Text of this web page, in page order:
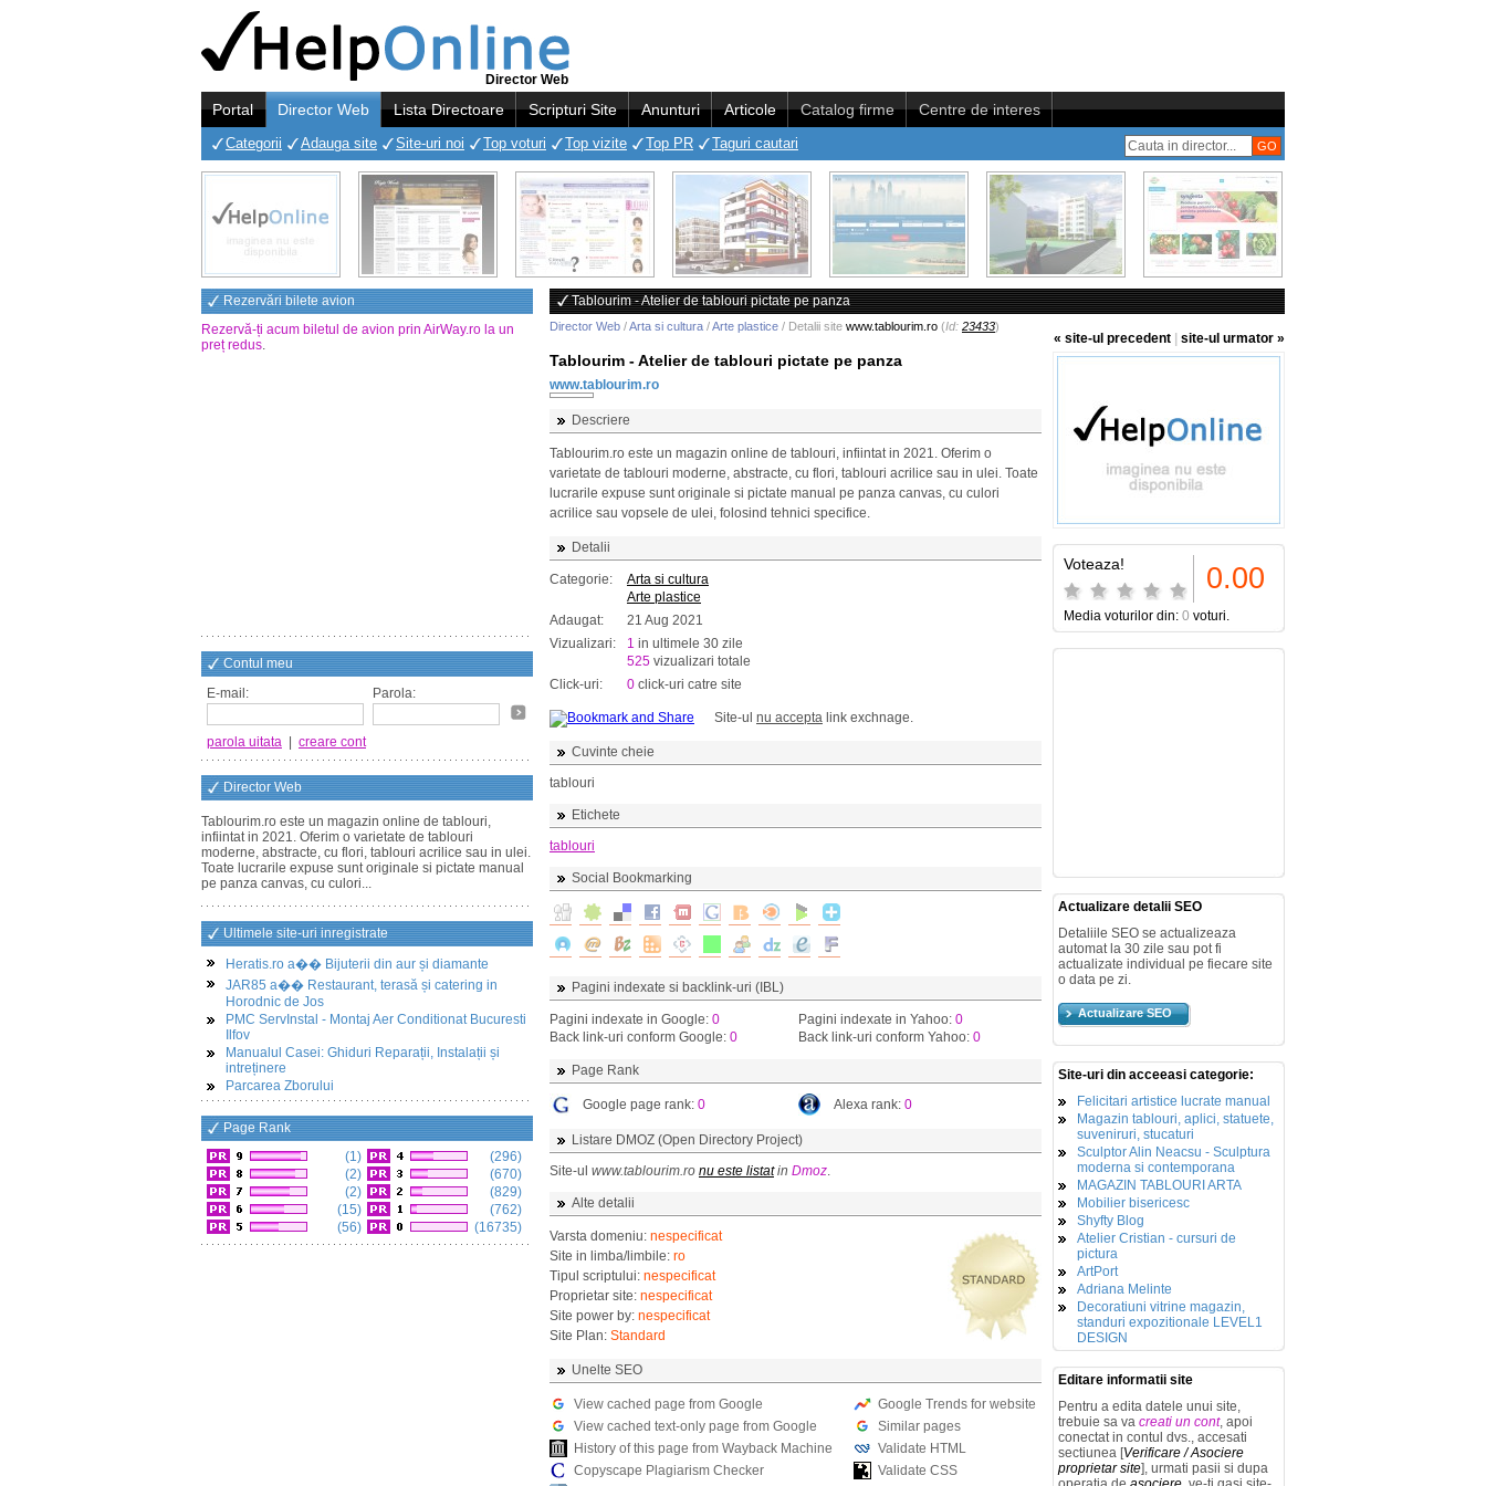
Director Web
Portal Director Web Lista Directoare Scripturi Site Anunturi Articole Catalog firme Centre de interes
Categorii Adauga site Site-uri noi Top voturi Top vizite Top PR Taguri cautari
Rezervări bilete avion
Rezervă-ți acum biletul de avion prin AirWay.ro la un
preț redus.
Contul meu
E-mail:
Parola:
parola uitata creare cont
Director Web
Tablourim.ro este un magazin online de tablouri,
infiintat in 2021. Oferim o varietate de tablouri
moderne, abstracte, cu flori, tablouri acrilice sau in ulei.
Toate lucrarile expuse sunt originale si pictate manual
pe panza canvas, cu culori...
Ultimele site-uri inregistrate
Heratis.ro a�� Bijuterii din aur și diamante
JAR85 a�� Restaurant, terasă și catering in
Horodnic de Jos
PMC ServInstal - Montaj Aer Conditionat Bucuresti
Ilfov
Manualul Casei: Ghiduri Reparații, Instalații și
intreținere
Parcarea Zborului
Page Rank
(1)
(2)
(2)
(15)
(56)
(296)
(670)
(829)
(762)
(16735)
Tablourim - Atelier de tablouri pictate pe panza
Director Web /Arta si cultura /Arte plastice / Detalii site www.tablourim.ro (Id: 23433)
« site-ul precedent site-ul urmator »
Tablourim - Atelier de tablouri pictate pe panza
www.tablourim.ro
Descriere
Tablourim.ro este un magazin online de tablouri, infiintat in 2021. Oferim o
varietate de tablouri moderne, abstracte, cu flori, tablouri acrilice sau in ulei. Toate
lucrarile expuse sunt originale si pictate manual pe panza canvas, cu culori
acrilice sau vopsele de ulei, folosind tehnici specifice.
Detalii
Categorie:
Arta si cultura
Arte plastice
Adaugat:
21 Aug 2021
Vizualizari:
1 in ultimele 30 zile
525 vizualizari totale
Click-uri:
0 click-uri catre site
Site-ul nu accepta link exchnage.
Cuvinte cheie
tablouri
Etichete
tablouri
Social Bookmarking
Pagini indexate si backlink-uri (IBL)
Pagini indexate in Google: 0
Back link-uri conform Google: 0
Pagini indexate in Yahoo: 0
Back link-uri conform Yahoo: 0
Page Rank
Google page rank: 0 Alexa rank: 0
Listare DMOZ (Open Directory Project)
Site-ul www.tablourim.ro nu este listatin Dmoz.
Alte detalii
Varsta domeniu: nespecificat
Site in limba/limbile: ro
Tipul scriptului: nespecificat
Proprietar site: nespecificat
Site power by: nespecificat
Site Plan: Standard
Unelte SEO
View cached page from Google
View cached text-only page from Google
History of this page from Wayback Machine
Copyscape Plagiarism Checker
Google Trends for website
Similar pages
Validate HTML
Validate CSS
Voteaza! 0.00
Media voturilor din: 0 voturi.
Actualizare detalii SEO
Detaliile SEO se actualizeaza
automat la 30 zile sau pot fi
actualizate individual pe fiecare site
o data pe zi.
Actualizare SEO
Site-uri din acceeasi categorie:
Felicitari artistice lucrate manual
Magazin tablouri, aplici, statuete,
suveniruri, stucaturi
Sculptor Alin Neacsu - Sculptura
moderna si contemporana
MAGAZIN TABLOURI ARTA
Mobilier bisericesc
Shyfty Blog
Atelier Cristian - cursuri de
pictura
ArtPort
Adriana Melinte
Decoratiuni vitrine magazin,
standuri expozitionale LEVEL1
DESIGN
Editare informatii site
Pentru a edita datele unui site,
trebuie sa va creati un cont, apoi
conectat in contul dvs., accesati
sectiunea [Verificare / Asociere
proprietar site], urmati pasii si dupa